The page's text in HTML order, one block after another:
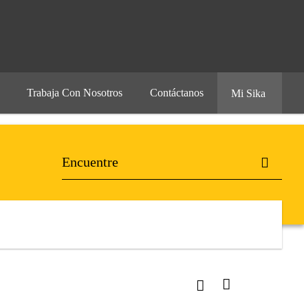
Trabaja Con Nosotros Contáctanos Mi Sika